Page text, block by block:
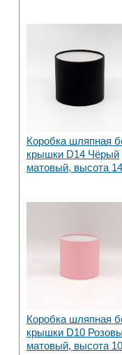
Коробка шляпная
крышки D14 Чёрый
матовый, высота
Коробка шляпная
крышки D10
матовый, высота